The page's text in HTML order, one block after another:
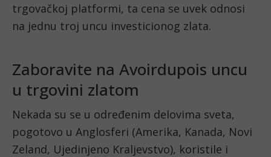
trgovačkoj platformi, ta cena se uvek odnosi
na jednu troj uncu investicionog zlata.
Zaboravite na Avoirdupois uncu
u trgovini zlatom
Nekada su se u određenim delovima sveta,
pogotovo u Anglosferi (Amerika, Kanada, Novi
Zeland, Ujedinjeno Kraljevstvo), koristile i